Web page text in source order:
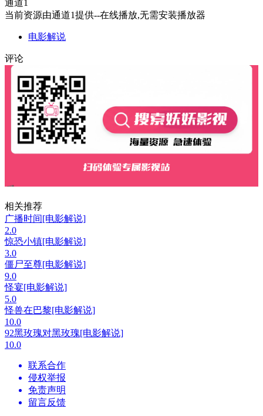
通道1
当前资源由通道1提供--在线播放,无需安装播放器
电影解说
评论
相关推荐
广播时间[电影解说]
2.0
惊恐小镇[电影解说]
3.0
僵尸至尊[电影解说]
9.0
怪宴[电影解说]
5.0
怪兽在巴黎[电影解说]
10.0
92黑玫瑰对黑玫瑰[电影解说]
10.0
联系合作
侵权举报
免责声明
留言反馈